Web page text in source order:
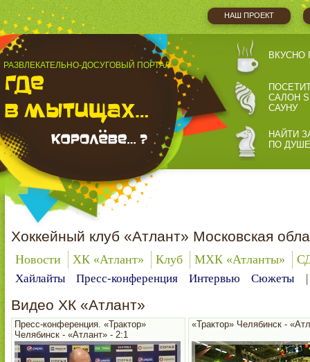
НАШ ПРОЕКТ
РАЗВЛЕКАТЕЛЬНО-ДОСУГОВЫЙ ПОРТАЛ
ВКУСНО
САЛОН
САУНУ
НАЙТИ
ПО ДУШЕ
Хоккейный клуб «Атлант» Московская
Новости ХК «Атлант» Клуб МХК «Атланты»
Хайлайты Пресс-конференция Интервью Сюжеты |
Видео ХК «Атлант»
Пресс-конференция. «Трактор»
Челябинск - «Атлант» - 2:1
«Трактор» Челябинск -